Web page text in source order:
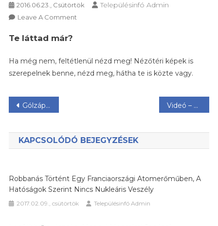
2016.06.23., Csütörtök Településinfó Admin
Leave A CommentOn
A
Magyaroknak
Te láttad már?
Ha még nem, feltétlenül nézd meg! Nézőtéri képek is
szerepelnek benne, nézd meg, hátha te is közte vagy.
Bejegyzés
Gólzáporos döntetlennel csoportelső Magyarország Videó – Nézd meg hogyan reagált a kispad a gólok után
KAPCSOLÓDÓ BEJEGYZÉSEK
Robbanás Történt Egy Franciaországi Atomerőműben, A
Hatóságok Szerint Nincs Nukleáris Veszély
2017.02.09., csütörtök Településinfó Admin